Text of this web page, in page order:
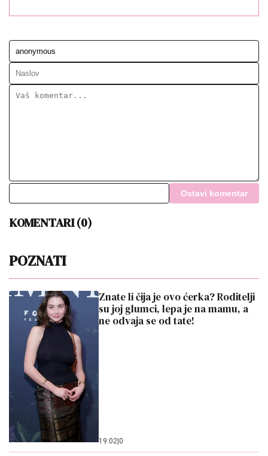
Ostavi komentar
KOMENTARI (0)
POZNATI
Znate li čija je ovo ćerka? Roditelji
su joj glumci, lepa je na mamu, a
ne odvaja se od tate!
19:02|0